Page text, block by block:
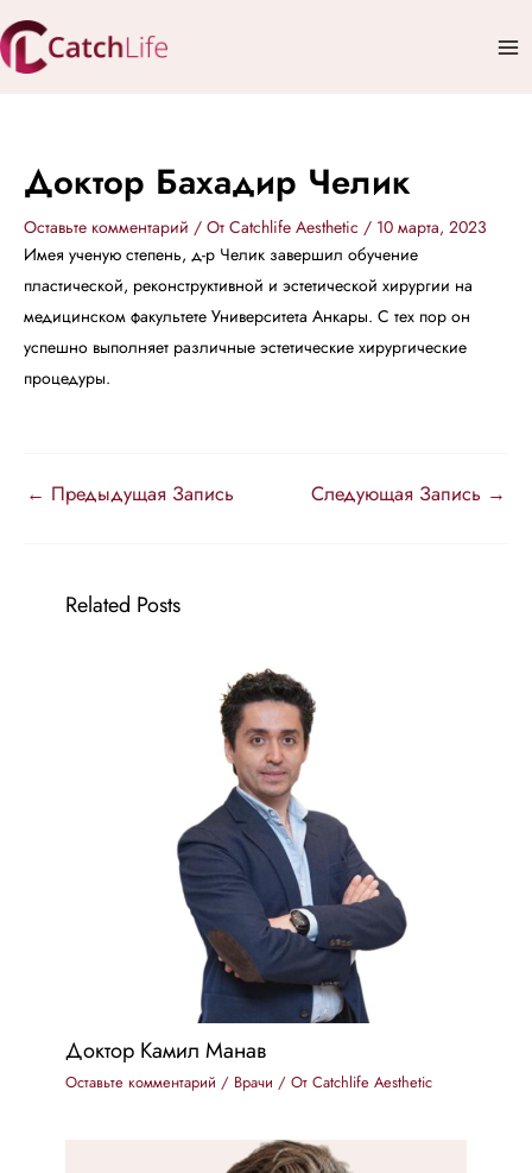
Перейти
к
содержимому
Доктор Бахадир Челик
Оставьте комментарий / От Catchlife Aesthetic / 10 марта, 2023
Имея ученую степень, д-р Челик завершил обучение
пластической, реконструктивной и эстетической хирургии на
медицинском факультете Университета Анкары. С тех пор он
успешно выполняет различные эстетические хирургические
процедуры.
← Предыдущая Запись Следующая Запись →
Related Posts
Доктор Камил Манав
Оставьте комментарий / Врачи / От Catchlife Aesthetic